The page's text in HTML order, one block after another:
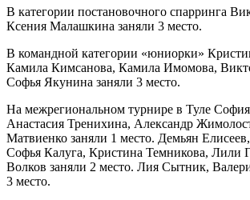
В категории постановочного спарринга
Ксения Малашкина заняли 3 место.
В командной категории «юниорки»
Камила Кимсанова, Камила Имомова,
Софья Якунина заняли 3 место.
На межрегиональном турнире в Туле
Анастасия Тренихина, Александр
Матвиенко заняли 1 место. Демьян
Софья Калуга, Кристина Темникова, Лили
Волков заняли 2 место. Лия Сытник,
3 место.